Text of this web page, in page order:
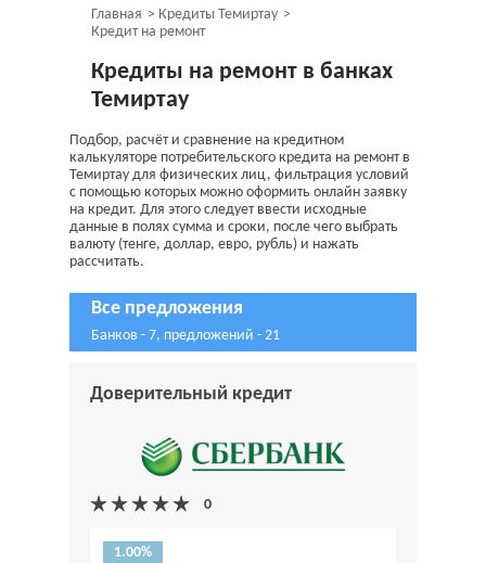
Главная
Кредиты Темиртау
Кредит на ремонт
Кредиты на ремонт в банках
Темиртау
Подбор, расчёт и сравнение на кредитном
калькуляторе потребительского кредита на ремонт в
Темиртау для физических лиц, фильтрация условий
с помощью которых можно оформить онлайн заявку
на кредит. Для этого следует ввести исходные
данные в полях сумма и сроки, после чего выбрать
валюту (тенге, доллар, евро, рубль) и нажать
рассчитать.
Все предложения
Банков - 7, предложений - 21
Доверительный кредит
1.00%